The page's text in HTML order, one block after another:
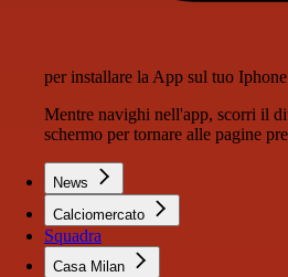
per installare la App sul tuo
Mentre navighi nell'app, scorri il
schermo per tornare alle pagine
News
Calciomercato
Squadra
Casa Milan